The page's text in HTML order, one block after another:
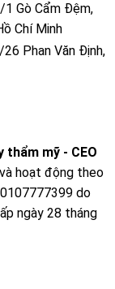
1 Gò Cẩm Đệm,
Chí Minh
Phan Văn Định,
thẩm mỹ - CEO
hoạt động theo
do
ngày 28 tháng